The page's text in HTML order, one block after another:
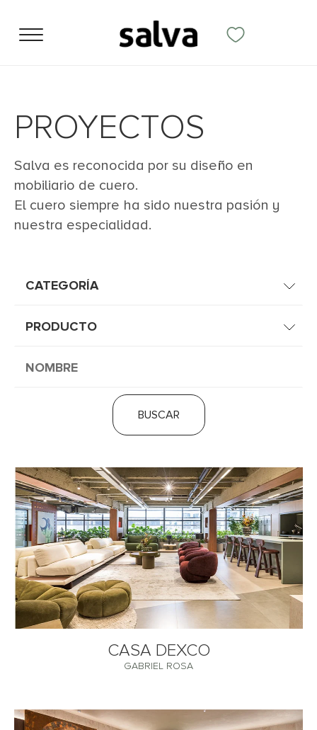
PROYECTOS
Salva es reconocida por su diseño en
mobiliario de cuero.
El cuero siempre ha sido nuestra pasión y
nuestra especialidad.
BUSCAR
CASA DEXCO
GABRIEL ROSA